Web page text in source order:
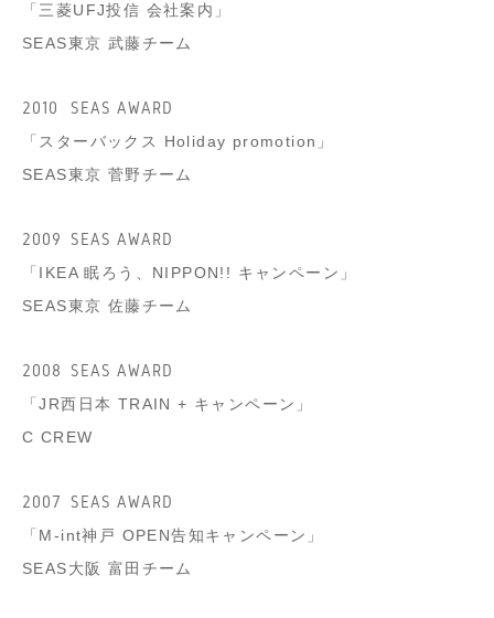
「三菱UFJ投信 会社案内」
SEAS東京 武藤チーム
2010
SEAS AWARD
「スターバックス Holiday promotion」
SEAS東京 菅野チーム
2009
SEAS AWARD
「IKEA 眠ろう、NIPPON!! キャンペーン」
SEAS東京 佐藤チーム
2008
SEAS AWARD
「JR西日本 TRAIN + キャンペーン」
C CREW
2007
SEAS AWARD
「M-int神戸 OPEN告知キャンペーン」
SEAS大阪 富田チーム